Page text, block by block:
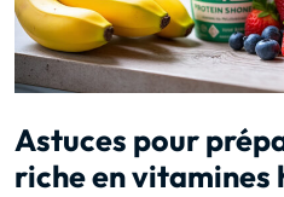
Astuces pour
riche en vitamines